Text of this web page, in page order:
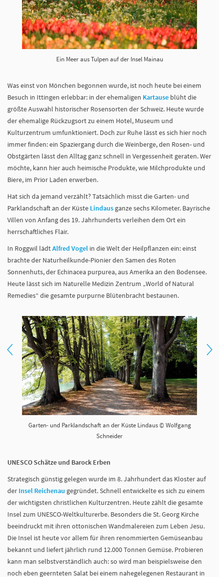
Ein Meer aus Tulpen auf der Insel Mainau
Was einst von Mönchen begonnen wurde, ist noch heute bei einem
Besuch in Ittingen erlebbar: in der ehemaligen Kartause blüht die
größte Auswahl historischer Rosensorten der Schweiz. Heute wurde
der ehemalige Rückzugsort zu einem Hotel, Museum und
Kulturzentrum umfunktioniert. Doch zur Ruhe lässt es sich hier noch
immer finden: ein Spaziergang durch die Weinberge, den Rosen- und
Obstgärten lässt den Alltag ganz schnell in Vergessenheit geraten. Wer
möchte, kann hier auch heimische Produkte, wie Milchprodukte und
Biere, im Prior Laden erwerben.
Hat sich da jemand verzählt? Tatsächlich misst die Garten- und
Parklandschaft an der Küste Lindaus ganze sechs Kilometer. Bayrische
Villen von Anfang des 19. Jahrhunderts verleihen dem Ort ein
herrschaftliches Flair.
In Roggwil lädtAlfred Vogel in die Welt der Heilpflanzen ein: einst
brachte der Naturheilkunde-Pionier den Samen des Roten
Sonnenhuts, der Echinacea purpurea, aus Amerika an den Bodensee.
Heute lässt sich im Naturelle Medizin Zentrum „World of Natural
Remedies“ die gesamte purpurne Blütenbracht bestaunen.
Garten- und Parklandschaft an der Küste Lindaus © Wolfgang
Schneider
UNESCO Schätze und Barock Erben
Strategisch günstig gelegen wurde im 8. Jahrhundert das Kloster auf
der Insel Reichenau gegründet. Schnell entwickelte es sich zu einem
der wichtigsten christlichen Kulturzentren. Heute zählt die gesamte
Insel zum UNESCO-Weltkulturerbe. Besonders die St. Georg Kirche
beeindruckt mit ihren ottonischen Wandmalereien zum Leben Jesu.
Die Insel ist heute vor allem für ihren renommierten Gemüseanbau
bekannt und liefert jährlich rund 12.000 Tonnen Gemüse. Probieren
kann man selbstverständlich auch: so wird man beispielsweise den
noch eben geernteten Salat bei einem nahegelegenen Restaurant in